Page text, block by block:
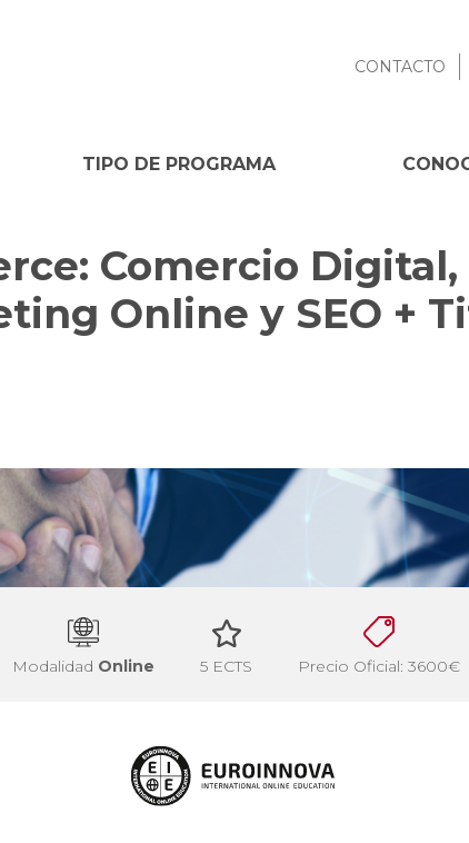
CONTACTO
TIPO DE PROGRAMA
Comercio Digital,
Online y SEO +
Modalidad Online 5 ECTS Precio Oficial: 3600€